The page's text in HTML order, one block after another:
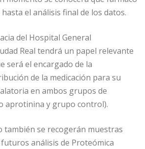
el análisis final de los datos.
del Hospital General
Real tendrá un papel relevante
será el encargado de la
de la medicación para su
en ambos grupos de
aprotinina y grupo control).
también se recogerán muestras
análisis de Proteómica